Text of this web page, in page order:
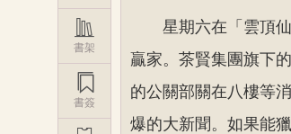
星期六在「雲頂
贏家。茶賢集團旗下
的公關部關在八樓等
爆的大新聞。如果能

書架

書簽